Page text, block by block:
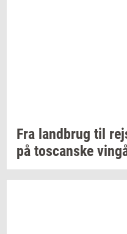
Fra land­brug til
på toscan­ske